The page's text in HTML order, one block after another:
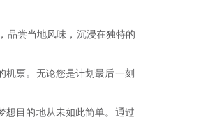
品尝当地风味，沉浸在独特的
票。无论您是计划最后一刻
想目的地从未如此简单。通过